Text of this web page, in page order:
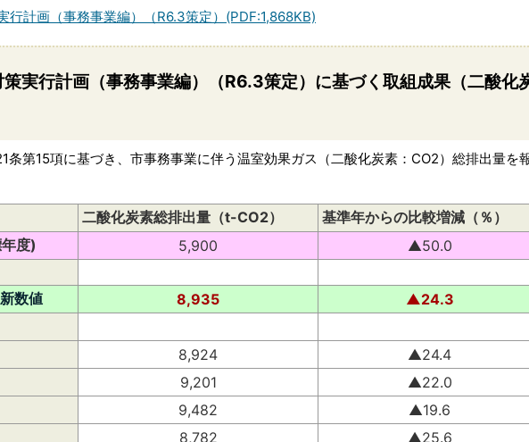
行計画（事務事業編）（R6.3策定）(PDF:1,868KB)
実行計画（事務事業編）（R6.3策定）に基づく取組成果（二酸化
条第15項に基づき、市事務事業に伴う温室効果ガス（二酸化炭素：CO2）総排出量を
二酸化炭素総排出量（t-CO2）
基準年からの比較増減（％）
度)
5,900 ▲50.0
数値 8,935
▲24.3
8,924
▲24.4
9,201
▲22.0
9,482
▲19.6
8,782
▲25.6